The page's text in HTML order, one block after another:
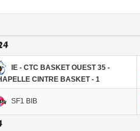
IE - CTC BASKET OUEST 35 -
CINTRE BASKET - 1
SF1 BIB